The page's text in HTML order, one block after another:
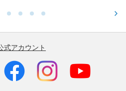
式アカウント